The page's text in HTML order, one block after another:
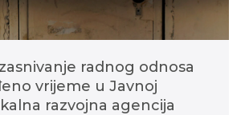
radnog odnosa
vrijeme u Javnoj
razvojna agencija